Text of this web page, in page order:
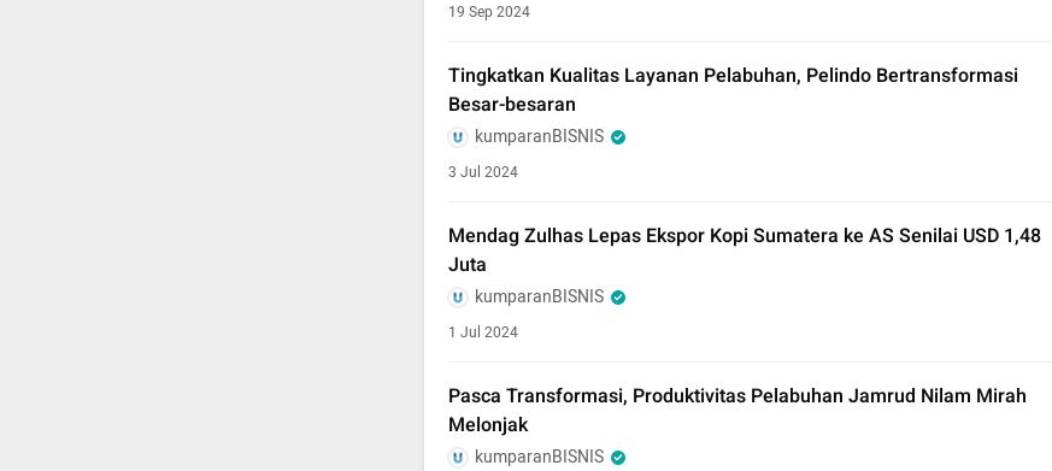
19 Sep 2024
Tingkatkan Kualitas Layanan Pelabuhan, Pelindo Bertransformasi
Besar-besaran
kumparanBISNIS
3 Jul 2024
Mendag Zulhas Lepas Ekspor Kopi Sumatera ke AS Senilai USD 1,48
Juta
kumparanBISNIS
1 Jul 2024
Pasca Transformasi, Produktivitas Pelabuhan Jamrud Nilam Mirah
Melonjak
kumparanBISNIS